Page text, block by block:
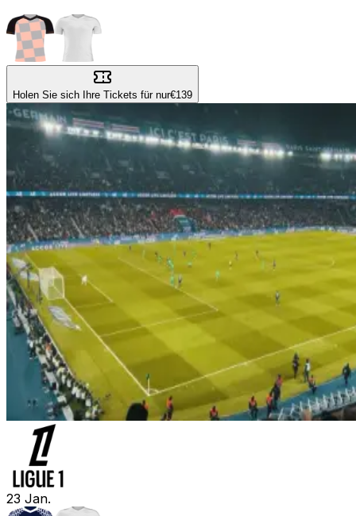
Holen Sie sich Ihre Tickets für nur€139
23 Jan.